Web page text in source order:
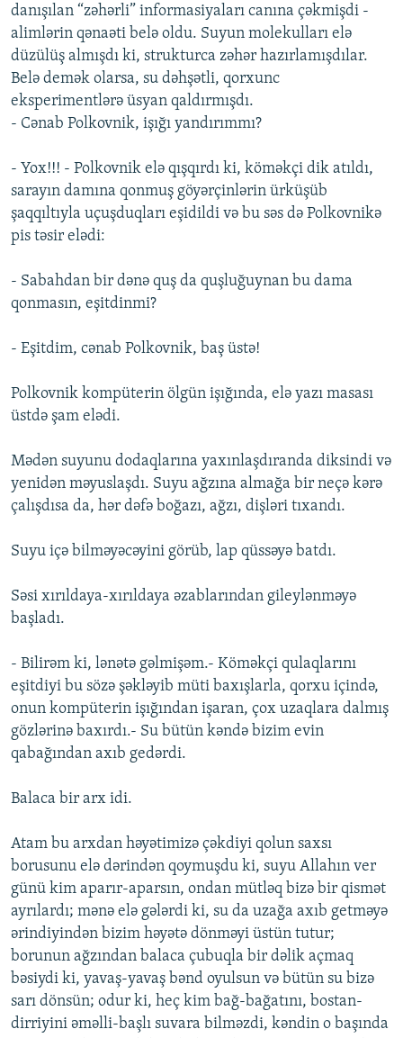
danışılan “zəhərli” informasiyaları canına çəkmişdi -
alimlərin qənaəti belə oldu. Suyun molekulları elə
düzülüş almışdı ki, strukturca zəhər hazırlamışdılar.
Belə demək olarsa, su dəhşətli, qorxunc
eksperimentlərə üsyan qaldırmışdı.
- Cənab Polkovnik, işığı yandırımmı?
- Yox!!! - Polkovnik elə qışqırdı ki, köməkçi dik atıldı,
sarayın damına qonmuş göyərçinlərin ürküşüb
şaqqıltıyla uçuşduqları eşidildi və bu səs də Polkovnikə
pis təsir elədi:
- Sabahdan bir dənə quş da quşluğuynan bu dama
qonmasın, eşitdinmi?
- Eşitdim, cənab Polkovnik, baş üstə!
Polkovnik kompüterin ölgün işığında, elə yazı masası
üstdə şam elədi.
Mədən suyunu dodaqlarına yaxınlaşdıranda diksindi və
yenidən məyuslaşdı. Suyu ağzına almağa bir neçə kərə
çalışdısa da, hər dəfə boğazı, ağzı, dişləri tıxandı.
Suyu içə bilməyəcəyini görüb, lap qüssəyə batdı.
Səsi xırıldaya-xırıldaya əzablarından gileylənməyə
başladı.
- Bilirəm ki, lənətə gəlmişəm.- Köməkçi qulaqlarını
eşitdiyi bu sözə şəkləyib müti baxışlarla, qorxu içində,
onun kompüterin işığından işaran, çox uzaqlara dalmış
gözlərinə baxırdı.- Su bütün kəndə bizim evin
qabağından axıb gedərdi.
Balaca bir arx idi.
Atam bu arxdan həyətimizə çəkdiyi qolun saxsı
borusunu elə dərindən qoymuşdu ki, suyu Allahın ver
günü kim aparır-aparsın, ondan mütləq bizə bir qismət
ayrılardı; mənə elə gələrdi ki, su da uzağa axıb getməyə
ərindiyindən bizim həyətə dönməyi üstün tutur;
borunun ağzından balaca çubuqla bir dəlik açmaq
bəsiydi ki, yavaş-yavaş bənd oyulsun və bütün su bizə
sarı dönsün; odur ki, heç kim bağ-bağatını, bostan-
dirriyini əməlli-başlı suvara bilməzdi, kəndin o başında